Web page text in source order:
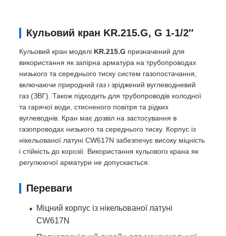
Кульовий кран KR.215.G, G 1-1/2″
Кульовий кран моделі KR.215.G призначений для
використання як запірна арматура на трубопроводах
низького та середнього тиску систем газопостачання,
включаючи природний газ і зріджений вуглеводневий
газ (ЗВГ). Також підходить для трубопроводів холодної
та гарячої води, стисненого повітря та рідких
вуглеводнів. Кран має дозвіл на застосування в
газопроводах низького та середнього тиску. Корпус із
нікельованої латуні CW617N забезпечує високу міцність
і стійкість до корозії. Використання кульового крана як
регулюючої арматури не допускається.
Переваги
Міцний корпус із нікельованої латуні
CW617N